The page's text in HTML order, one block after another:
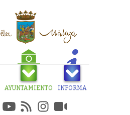
AYUNTAMIENTO INFORMA